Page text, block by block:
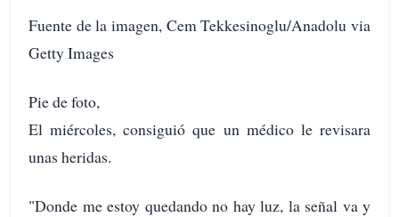
Fuente de la imagen, Cem Tekkesinoglu/Anadolu via
Getty Images
Pie de foto,
El miércoles, consiguió que un médico le revisara
unas heridas.
"Donde me estoy quedando no hay luz, la señal va y